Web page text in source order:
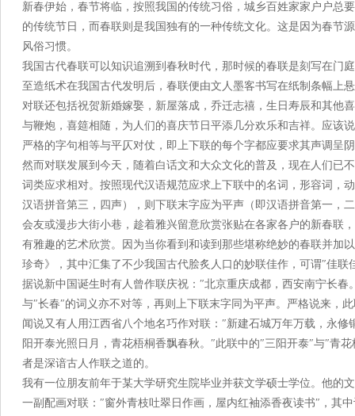
新春伊始，春节将临，按照我国的传统习俗，城乡百姓家家户户总
的传统节日，而春联则是我国独有的一种传统文化。这是因为春节
风俗习惯。
我国古代春联可以知识追溯到春秋时代，那时候的春联是刻写在门
至造纸术在我国古代发明后，春联便由文人墨客书写在纸制条幅上
对联还包括祝贺新婚嫁娶，新屋落成，乔迁志禧，生日寿辰和其他
与鞭炮，喜筵相随，为人们的喜庆节日平添几分欢乐和吉祥。应该
严格的字句相等与平仄对仗，即上下联的每个字都应要求其声调呈
然而对联发展到今天，随着白话文和大众文化的普及，现在人们已
词类应求相对。按照现代汉语规范应求上下联中的名词，形容词，
汉语拼音第三，四声），则下联末字应为平声（即汉语拼音第一，
会友或漫步大街小巷，趁着雅兴留意欣赏张贴在各家各户的新春联
有雅趣的艺术欣赏。因为当你看到和读到那些堪称绝妙的春联并加
珍奇》，其中汇集了不少我国古代脍炙人口的妙联佳作，可谓″佳联
据说新中国诞生时有人曾作联庆祝：″北京重庆成都，西安南宁长
与″长春″的词义亦不对等，再则上下联末字同为平声。严格说来，
闻说又有人用江西省八个地名巧作对联：″新建石城万年万载，永
阳开泰光照日月，青花梧桐香飘春秋。″此联中的″三阳开泰″与″青
者是深谙古人作联之道的。
我有一位朋友前年于某大学研究生院毕业并获文学硕士学位。他的
一副配画对联：″窗外青枝吐翠日作画，屋内红袖添香夜读书″，其